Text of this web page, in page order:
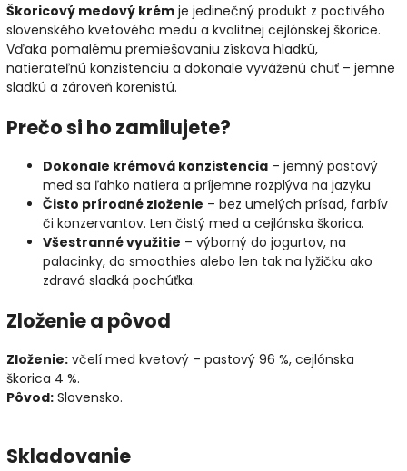
Škoricový medový krém je jedinečný produkt z poctivého
slovenského kvetového medu a kvalitnej cejlónskej škorice.
Vďaka pomalému premiešavaniu získava hladkú,
natierateľnú konzistenciu a dokonale vyváženú chuť – jemne
sladkú a zároveň korenistú.
Prečo si ho zamilujete?
Dokonale krémová konzistencia – jemný pastový
med sa ľahko natiera a príjemne rozplýva na jazyku
Čisto prírodné zloženie – bez umelých prísad, farbív
či konzervantov. Len čistý med a cejlónska škorica.
Všestranné využitie – výborný do jogurtov, na
palacinky, do smoothies alebo len tak na lyžičku ako
zdravá sladká pochúťka.
Zloženie a pôvod
Zloženie: včelí med kvetový – pastový 96 %, cejlónska
škorica 4 %.
Pôvod: Slovensko.
Skladovanie